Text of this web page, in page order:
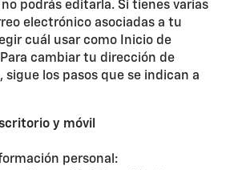
podrás editarla. Si tienes varias
electrónico asociadas a tu
cuál usar como Inicio de
cambiar tu dirección de
los pasos que se indican a
y móvil
personal: